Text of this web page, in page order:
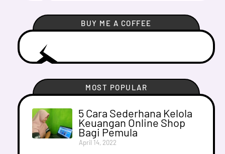
BUY ME A COFFEE
MOST POPULAR
5 Cara Sederhana Kelola
Keuangan Online Shop
Bagi Pemula
April 14, 2022